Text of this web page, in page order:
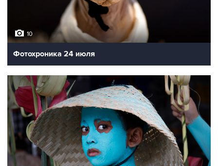
10
Фотохроника 24 июля